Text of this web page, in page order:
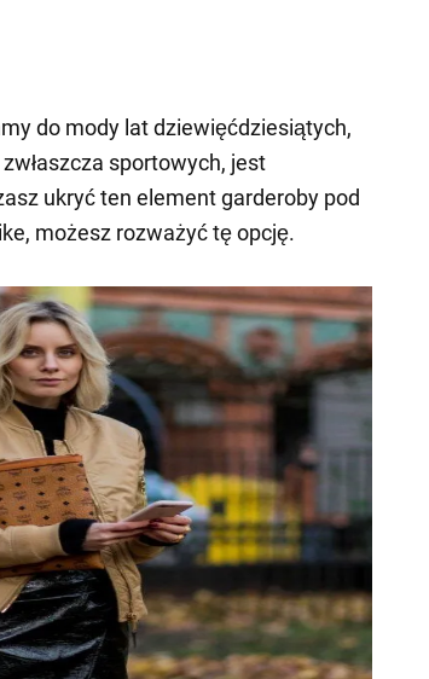
do mody lat dziewięćdziesiątych,
sportowych, jest
ukryć ten element garderoby pod
możesz rozważyć tę opcję.